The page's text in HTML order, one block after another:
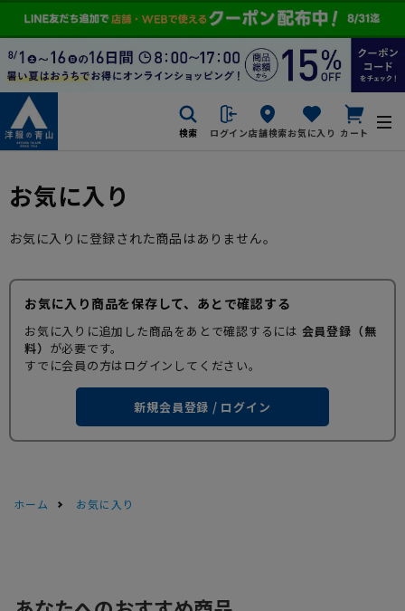
検索 ログイン店舗検索お気に入り カート
お気に入り
お気に入りに登録された商品はありません。
お気に入り商品を保存して、あとで確認する
お気に入りに追加した商品をあとで確認するには 会員登録（無
料） が必要です。
すでに会員の方はログインしてください。
新規会員登録 / ログイン
ホーム お気に入り